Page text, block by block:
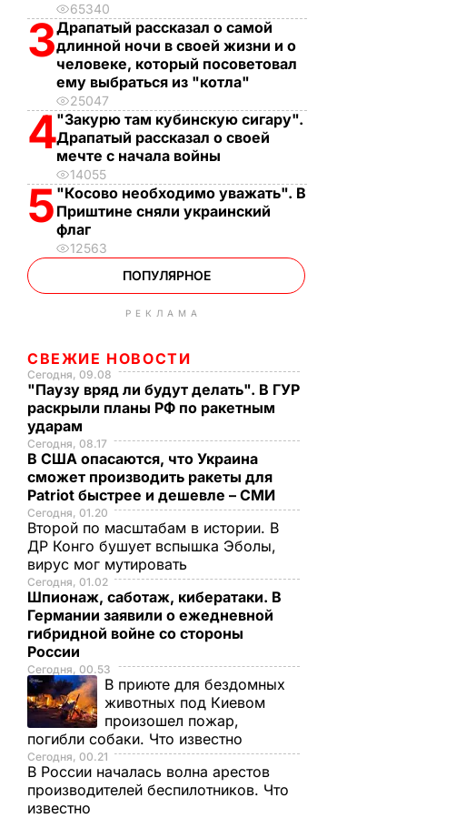
65340
3Драпатый рассказал о самой
длинной ночи в своей жизни и о
человеке, который посоветовал
ему выбраться из "котла"
25047
4"Закурю там кубинскую сигару".
Драпатый рассказал о своей
мечте с начала войны
14055
5 "Косово необходимо уважать". В
Приштине сняли украинский
флаг
12563
ПОПУЛЯРНОЕ
РЕКЛАМА
СВЕЖИЕ НОВОСТИ
Сегодня, 09.08
"Паузу вряд ли будут делать". В ГУР
раскрыли планы РФ по ракетным
ударам
Сегодня, 08.17
В США опасаются, что Украина
сможет производить ракеты для
Patriot быстрее и дешевле – СМИ
Сегодня, 01.20
Второй по масштабам в истории. В
ДР Конго бушует вспышка Эболы,
вирус мог мутировать
Сегодня, 01.02
Шпионаж, саботаж, кибератаки. В
Германии заявили о ежедневной
гибридной войне со стороны
России
Сегодня, 00.53
В приюте для бездомных
животных под Киевом
произошел пожар,
погибли собаки. Что известно
Сегодня, 00.21
В России началась волна арестов
производителей беспилотников. Что
известно